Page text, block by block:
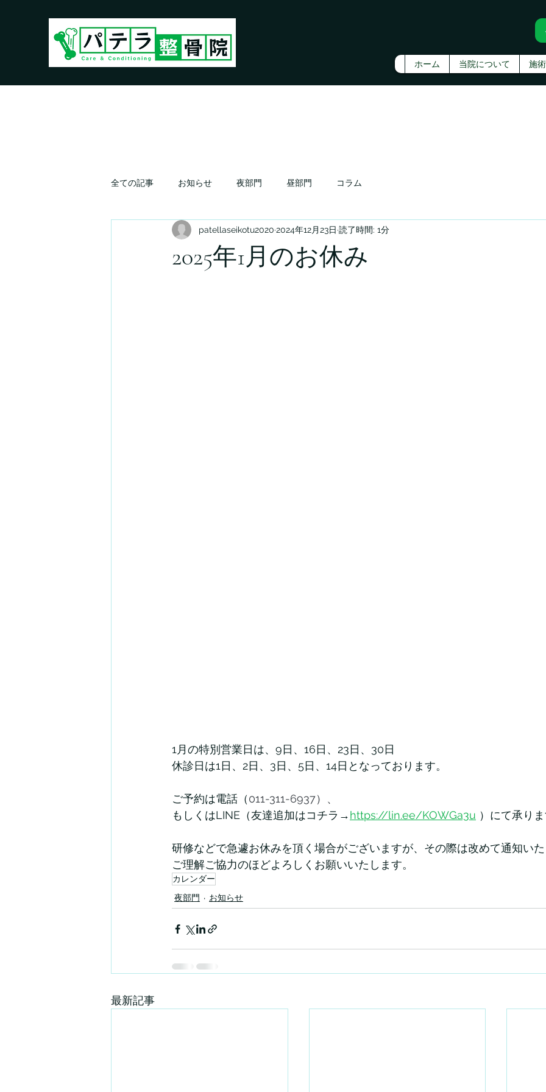
ホーム 当院について 施
全ての記事 お知らせ 夜部門 昼部門 コラム
2025年1月のお休み
patellaseikotu2020 2024年12月23日 読了時間: 1分
1月の特別営業日は、9日、16日、23日、30日
休診日は1日、2日、3日、5日、14日となっております。
ご予約は電話（011-311-6937）、
もしくはLINE（友達追加はコチラ→https://lin.ee/KOWGa3u ）にて承り
研修などで急遽お休みを頂く場合がございますが、その際は改めて通知い
ご理解ご協力のほどよろしくお願いいたします。
カレンダー
夜部門
お知らせ
最新記事